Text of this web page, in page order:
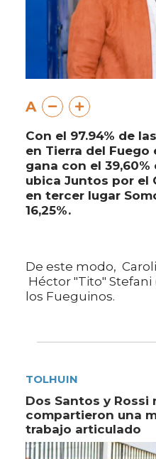
A
Con el 97.94% de
en Tierra del Fuego
gana con el
ubica Juntos por el
en tercer lugar
16,25%.
De este modo,
Héctor "Tito" Stefani
los Fueguinos.
TOLHUIN
Dos Santos y
compartieron una
trabajo articulado